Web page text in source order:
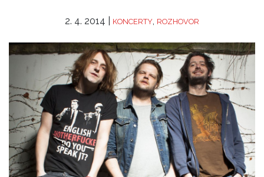
2. 4. 2014 KONCERTY, ROZHOVOR